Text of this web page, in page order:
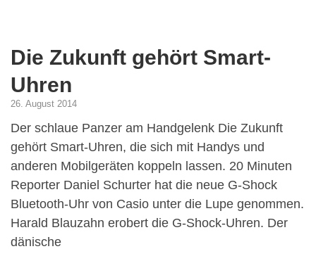
Die Zukunft gehört Smart-
Uhren
26. August 2014
Der schlaue Panzer am Handgelenk Die Zukunft
gehört Smart-Uhren, die sich mit Handys und
anderen Mobilgeräten koppeln lassen. 20 Minuten
Reporter Daniel Schurter hat die neue G-Shock
Bluetooth-Uhr von Casio unter die Lupe genommen.
Harald Blauzahn erobert die G-Shock-Uhren. Der
dänische